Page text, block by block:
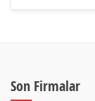
Son Firmalar